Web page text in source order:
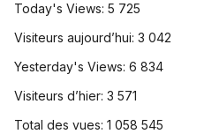
Today's Views: 5 725
Visiteurs aujourd’hui: 3 042
Yesterday's Views: 6 834
Visiteurs d’hier: 3 571
Total des vues: 1 058 545